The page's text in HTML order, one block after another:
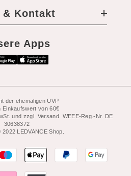
& Kontakt
Apps
der ehemaligen UVP
Einkaufswert von 60€
und zzgl. Versand. WEEE-Reg.-Nr. DE
30638372
LEDVANCE Shop.
Zahlungsarten